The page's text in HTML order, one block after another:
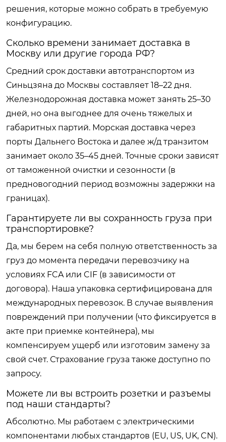
решения, которые можно собрать в требуемую
конфигурацию.
Сколько времени занимает доставка в
Москву или другие города РФ?
Средний срок доставки автотранспортом из
Синьцзяна до Москвы составляет 18–22 дня.
Железнодорожная доставка может занять 25–30
дней, но она выгоднее для очень тяжелых и
габаритных партий. Морская доставка через
порты Дальнего Востока и далее ж/д транзитом
занимает около 35–45 дней. Точные сроки зависят
от таможенной очистки и сезонности (в
предновогодний период возможны задержки на
границах).
Гарантируете ли вы сохранность груза при
транспортировке?
Да, мы берем на себя полную ответственность за
груз до момента передачи перевозчику на
условиях FCA или CIF (в зависимости от
договора). Наша упаковка сертифицирована для
международных перевозок. В случае выявления
повреждений при получении (что фиксируется в
акте при приемке контейнера), мы
компенсируем ущерб или изготовим замену за
свой счет. Страхование груза также доступно по
запросу.
Можете ли вы встроить розетки и разъемы
под наши стандарты?
Абсолютно. Мы работаем с электрическими
компонентами любых стандартов (EU, US, UK, CN).